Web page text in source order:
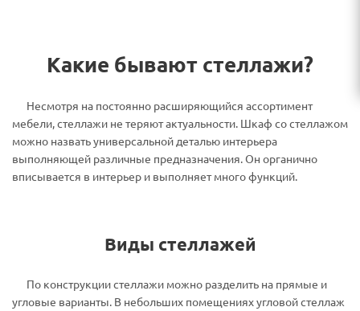
Какие бывают стеллажи?
Несмотря на постоянно расширяющийся ассортимент
мебели, стеллажи не теряют актуальности. Шкаф со стеллажом
можно назвать универсальной деталью интерьера
выполняющей различные предназначения. Он органично
вписывается в интерьер и выполняет много функций.
Виды стеллажей
По конструкции стеллажи можно разделить на прямые и
угловые варианты. В небольших помещениях угловой стеллаж